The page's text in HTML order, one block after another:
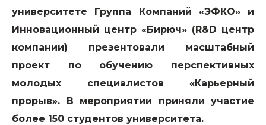
университете Группа Компаний «ЭФКО» и
Инновационный центр «Бирюч» (R&D центр
компании) презентовали масштабный
проект по обучению перспективных
молодых специалистов «Карьерный
прорыв». В мероприятии приняли участие
более 150 студентов университета.